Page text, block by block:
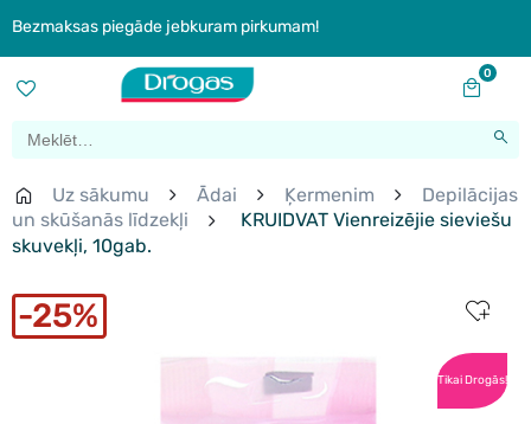
Bezmaksas piegāde jebkuram pirkumam!
0
Uz sākumu Ādai Ķermenim
Depilācijas
un skūšanās līdzekļi
KRUIDVAT Vienreizējie sieviešu
skuvekļi, 10gab.
25%
Tikai Drogās!